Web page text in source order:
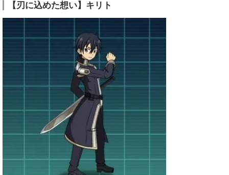
【刃に込めた想い】キリト